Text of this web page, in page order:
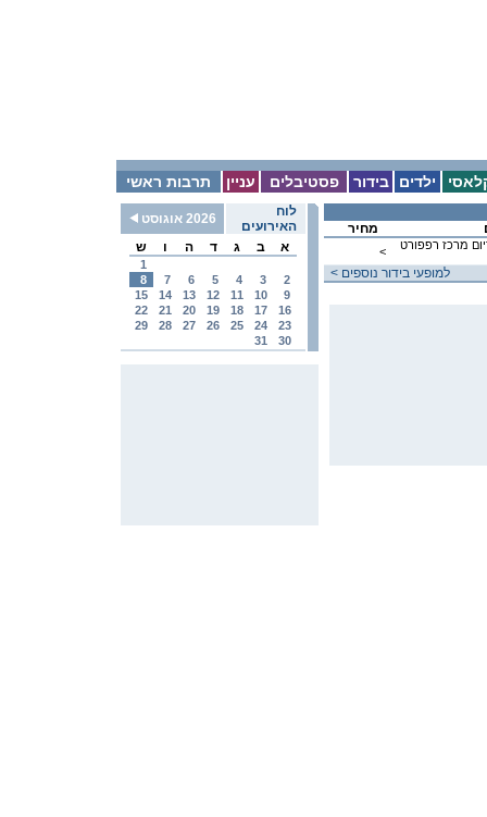
תרבות ראשי עניין פסטיבלים בידור ילדים
לוח
האירועים
2026 אוגוסט
א
ב ג ד ה ו ש
1
2
3
4
5
6
7
8
9
10
11
12
13
14
15
16
17
18
19
20
21
22
23
24
25
26
27
28
29
30
31
מחיר
< מרכז רפפורט
< למופעי בידור נוספים